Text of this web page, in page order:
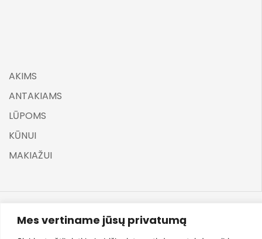
Mes vertiname jūsų privatumą
AKIMS
ANTAKIAMS
LŪPOMS
KŪNUI
MAKIAŽUI
©ELARA BY UGNĖ ZAVISTAUSKAITĖ 2025